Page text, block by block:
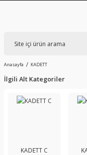
Anasayfa KADETT
İlgili Alt Kategoriler
KADETT C